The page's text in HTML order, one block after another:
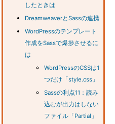
したときは
DreamweaverとSassの連携
WordPressのテンプレート
作成をSassで爆捗させるに
は
WordPressのCSSは1
つだけ「style.css」
Sassの利点11：読み
込むが出力はしない
ファイル「Partial」